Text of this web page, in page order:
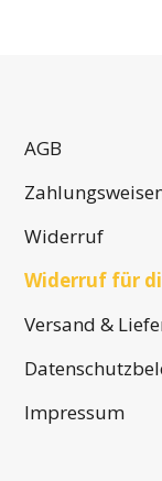
AGB
Widerruf
Widerruf für
Versand &
Impressum